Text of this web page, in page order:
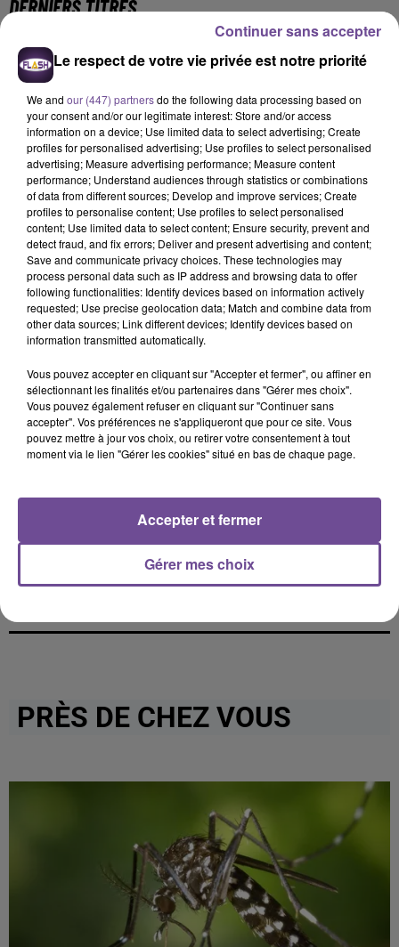
DERNIERS TITRES
9h21
9h21
TAYLOR SWIFT
Elizabeth Taylor
INDOCHINE
No Name
ALEX WARREN
Fever Dream
9h08
9h08
Cry
9h03
9h03
A L'imparfaite
8h57
8h57
As It Was
dépôt de cookies que vous avez exprimé. Si vous
souhaitez l'afficher, merci de nous donner votre accord
en cliquant sur le bouton ci-dessous.
Afficher l'élément
PRÈS DE CHEZ VOUS
Le respect de votre vie privée est notre priorité
We and our (447) partnersdo the following data processing based on
your consent and/or our legitimate interest: Store and/or access
information on a device; Use limited data to select advertising; Create
profiles for personalised advertising; Use profiles to select personalised
advertising; Measure advertising performance; Measure content
performance; Understand audiences through statistics or combinations
of data from different sources; Develop and improve services; Create
profiles to personalise content; Use profiles to select personalised
content; Use limited data to select content; Ensure security, prevent and
detect fraud, and fix errors; Deliver and present advertising and content;
Save and communicate privacy choices. These technologies may
process personal data such as IP address and browsing data to offer
following functionalities: Identify devices based on information actively
requested; Use precise geolocation data; Match and combine data from
other data sources; Link different devices; Identify devices based on
information transmitted automatically.
Vous pouvez accepter en cliquant sur "Accepter et fermer", ou affiner en
sélectionnant les finalités et/ou partenaires dans "Gérer mes choix".
Vous pouvez également refuser en cliquant sur "Continuer sans
accepter". Vos préférences ne s'appliqueront que pour ce site. Vous
pouvez mettre à jour vos choix, ou retirer votre consentement à tout
moment via le lien "Gérer les cookies" situé en bas de chaque page.
Gérer mes choix
Accepter et fermer
Continuer sans accepter